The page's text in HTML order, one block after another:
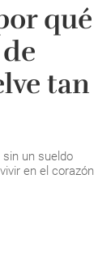
qué
tan
sin un sueldo
en el corazón